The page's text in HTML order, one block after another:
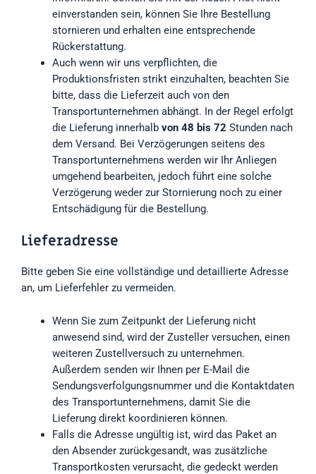
einverstanden sein, können Sie Ihre Bestellung
stornieren und erhalten eine entsprechende
Rückerstattung.
Auch wenn wir uns verpflichten, die
Produktionsfristen strikt einzuhalten, beachten Sie
bitte, dass die Lieferzeit auch von den
Transportunternehmen abhängt. In der Regel erfolgt
die Lieferung innerhalb von 48 bis 72 Stunden nach
dem Versand. Bei Verzögerungen seitens des
Transportunternehmens werden wir Ihr Anliegen
umgehend bearbeiten, jedoch führt eine solche
Verzögerung weder zur Stornierung noch zu einer
Entschädigung für die Bestellung.
Lieferadresse
Bitte geben Sie eine vollständige und detaillierte Adresse
an, um Lieferfehler zu vermeiden.
Wenn Sie zum Zeitpunkt der Lieferung nicht
anwesend sind, wird der Zusteller versuchen, einen
weiteren Zustellversuch zu unternehmen.
Außerdem senden wir Ihnen per E-Mail die
Sendungsverfolgungsnummer und die Kontaktdaten
des Transportunternehmens, damit Sie die
Lieferung direkt koordinieren können.
Falls die Adresse ungültig ist, wird das Paket an
den Absender zurückgesandt, was zusätzliche
Transportkosten verursacht, die gedeckt werden